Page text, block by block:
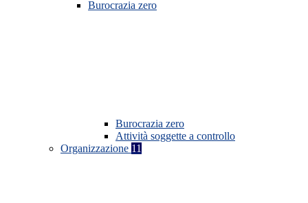
Burocrazia zero
Burocrazia zero
Attività soggette a controllo
Organizzazione 11